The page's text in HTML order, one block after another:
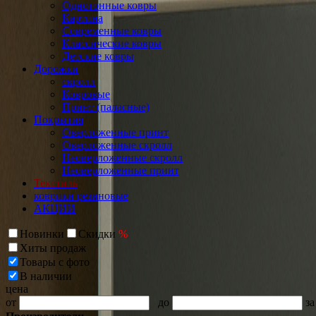
Однотонные ковры
Картина
Современные ковры
Классические ковры
Детские ковры
Дорожки
скролл
Ковровые
Принт (паласные)
Покрытия
Оверложенные принт
Оверложенные скролл
Неоверложенные скролл
Неоверложенные принт
Текстиль
коврики резиновые
АКЦИИ
Новинки Скидки %
Хиты продаж
Товары с фото
В наличии
цена
от
до